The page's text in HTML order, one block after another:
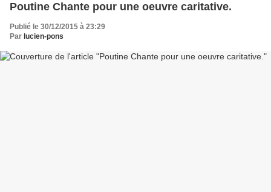
Poutine Chante pour une oeuvre caritative.
Publié le 30/12/2015 à 23:29
Par lucien-pons